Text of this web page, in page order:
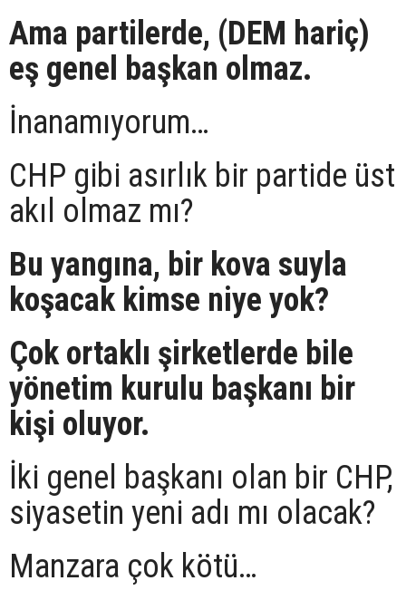
Ama partilerde, (DEM hariç)
eş genel başkan olmaz.
İnanamıyorum…
CHP gibi asırlık bir partide üst
akıl olmaz mı?
Bu yangına, bir kova suyla
koşacak kimse niye yok?
Çok ortaklı şirketlerde bile
yönetim kurulu başkanı bir
kişi oluyor.
İki genel başkanı olan bir CHP,
siyasetin yeni adı mı olacak?
Manzara çok kötü…